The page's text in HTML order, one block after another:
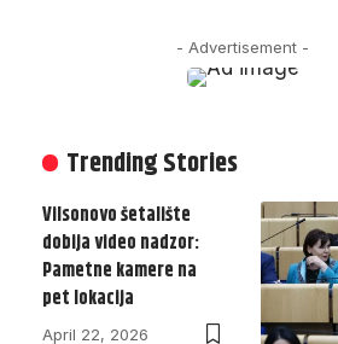
- Advertisement -
Trending Stories
Vilsonovo šetalište
dobija video nadzor:
Pametne kamere na
pet lokacija
April 22, 2026